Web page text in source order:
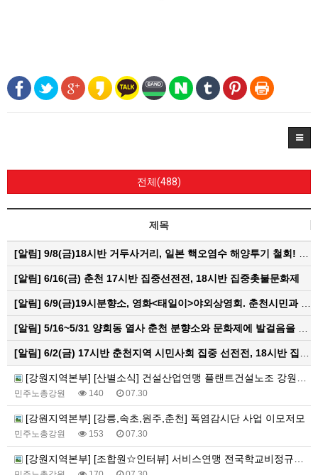
전체(488)
제목
[알림] 9/8(금)18시반 거두사거리, 일본 핵오염수 해양투기 철회! 춘천시민대회
[알림] 6/16(금) 춘천 17시반 집중선전전, 18시반 집중촛불문화제
[알림] 6/9(금)19시분향소, 영화<태일이>야외상영회. 춘천시민과 함께하는 한여름밤의 영화산책
[알림] 5/16~5/31 양회동 열사 춘천 분향소와 문화제에 발걸음을 내어주신 모든 분들께 감사인사를 올립니다.
[알림] 6/2(금) 17시반 춘천지역 시민사회 집중 선전전, 18시반 집중 촛불문화제
[강원지역본부] [산별소식] 건설산업연맹 플랜트건설노조 강원충북지부
민주노총강원 140 07.30
[강원지역본부] [강릉,속초,원주,춘천] 폭염감시단 사업 이모저모
민주노총강원 153 07.30
[강원지역본부] [조합원☆인터뷰] 서비스연맹 전국학교비정규직노동조합 강원지부 김유미 춘천지회장